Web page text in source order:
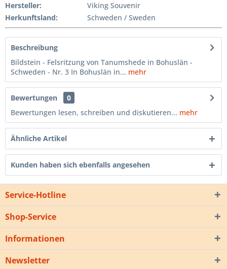
Hersteller:
Viking Souvenir
Herkunftsland:
Schweden / Sweden
Beschreibung
Bildstein - Felsritzung von Tanumshede in Bohuslän -
Schweden - Nr. 3 In Bohuslän in... mehr
Bewertungen
0
Bewertungen lesen, schreiben und diskutieren... mehr
Ähnliche Artikel
Kunden haben sich ebenfalls angesehen
Service-Hotline
Shop-Service
Informationen
Newsletter